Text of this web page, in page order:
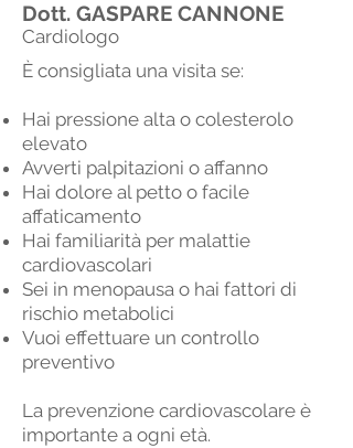
Dott. GASPARE CANNONE
Cardiologo
È consigliata una visita se:
Hai pressione alta o colesterolo
elevato
Avverti palpitazioni o affanno
Hai dolore al petto o facile
affaticamento
Hai familiarità per malattie
cardiovascolari
Sei in menopausa o hai fattori di
rischio metabolici
Vuoi effettuare un controllo
preventivo
La prevenzione cardiovascolare è
importante a ogni età.